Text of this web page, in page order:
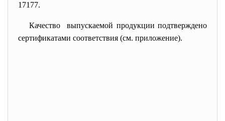
17177.
Качество выпускаемой продукции подтверждено
сертификатами соответствия (см. приложение).